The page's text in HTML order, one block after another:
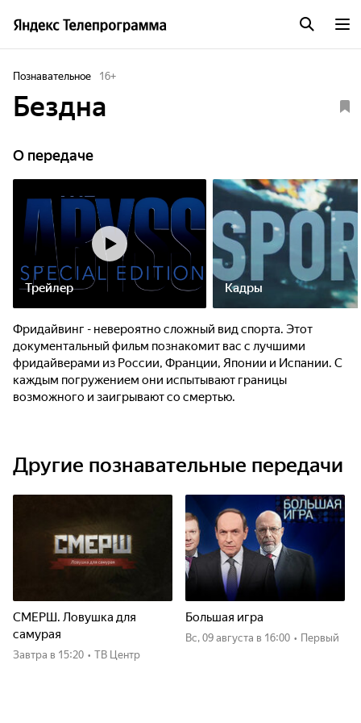
Познавательное 16+
Бездна
О передаче
Трейлер Кадры
Фридайвинг - невероятно сложный вид спорта. Этот
документальный фильм познакомит вас с лучшими
фридайверами из России, Франции, Японии и Испании. С
каждым погружением они испытывают границы
возможного и заигрывают со смертью.
Другие познавательные передачи
СМЕРШ. Ловушка для
самурая
Завтра в 15:20 • ТВ Центр
Большая игра
вс, 09 августа в 16:00 • Первый